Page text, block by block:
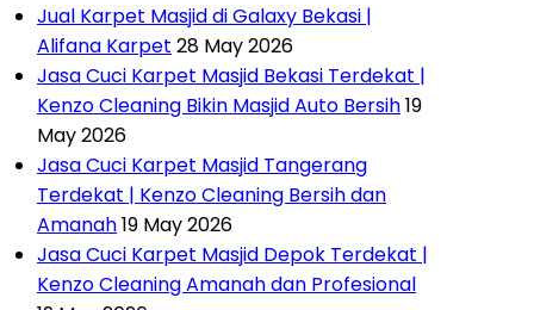
Jual Karpet Masjid di Galaxy Bekasi |
Alifana Karpet 28 May 2026
Jasa Cuci Karpet Masjid Bekasi Terdekat |
Kenzo Cleaning Bikin Masjid Auto Bersih19
May 2026
Jasa Cuci Karpet Masjid Tangerang
Terdekat | Kenzo Cleaning Bersih dan
Amanah19 May 2026
Jasa Cuci Karpet Masjid Depok Terdekat |
Kenzo Cleaning Amanah dan Profesional